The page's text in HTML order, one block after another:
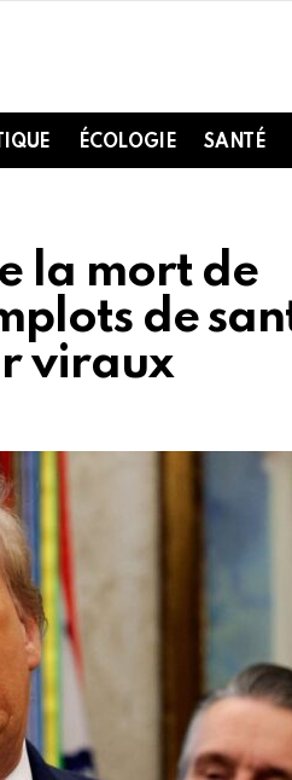
ÉCOLOGIE SANTÉ
la mort de
de
viraux